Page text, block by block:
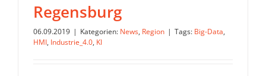
Regensburg
06.09.2019 | Kategorien: News, Region | Tags: Big-Data,
HMI, Industrie_4.0, KI